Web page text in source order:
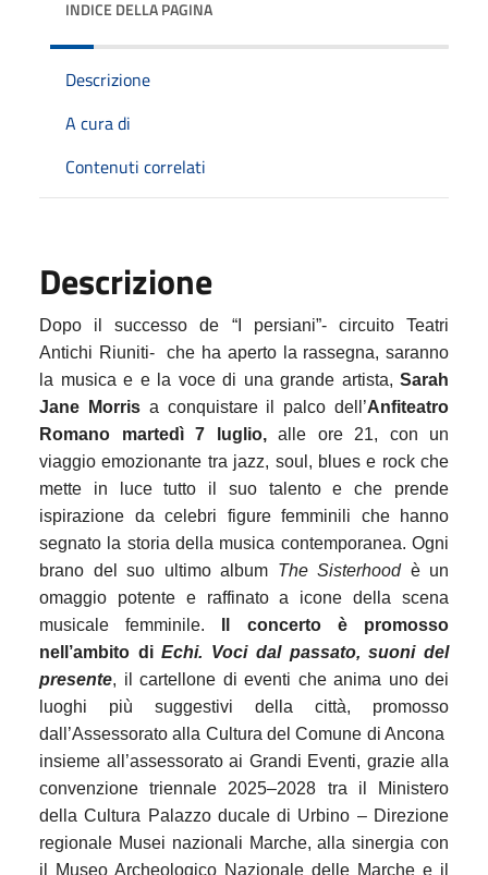
INDICE DELLA PAGINA
Descrizione
A cura di
Contenuti correlati
Descrizione
Dopo il successo de “I persiani”- circuito Teatri
Antichi Riuniti- che ha aperto la rassegna, saranno
la musica e e la voce di una grande artista, Sarah
Jane Morris a conquistare il palco dell ’Anfiteatro
Romano martedì 7 luglio, alle ore 21,
con un
viaggio emozionante tra jazz, soul, blues e rock che
mette in luce tutto il suo talento e che prende
ispirazione da celebri figure femminili che hanno
segnato la storia della musica contemporanea. Ogni
brano del suo ultimo album The Sisterhoodè un
omaggio potente e raffinato a icone della scena
musicale femminile.
Il concerto è promosso
nell’ambito diEchi. Voci dal passato, suoni del
presente, il cartellone di eventi che anima uno dei
luoghi più suggestivi della città, promosso
dall ’Assessorato alla Cultura del Comune di Ancona
insieme all’assessorato ai Grandi Eventi, grazie alla
convenzione triennale 2025–2028 tra il Ministero
della Cultura Palazzo ducale di Urbino – Direzione
regionale Musei nazionali Marche, alla sinergia con
il Museo Archeologico Nazionale delle Marche e il